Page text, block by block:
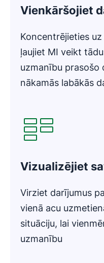
Vienkāršojiet
Koncentrējieties
ļaujiet MI veikt
uzmanību prasošo
nākamās labākās
Vizualizējiet
Virziet darījumus
vienā acu
situāciju, lai
uzmanību